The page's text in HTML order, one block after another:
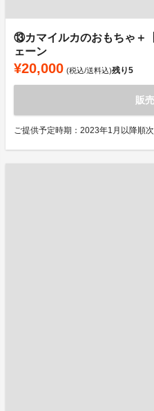
⑬カマイルカのおもちゃ＋
ェーン
¥20,000 (税込/送料込)残り5
販
ご提供予定時期：2023年1月以降順